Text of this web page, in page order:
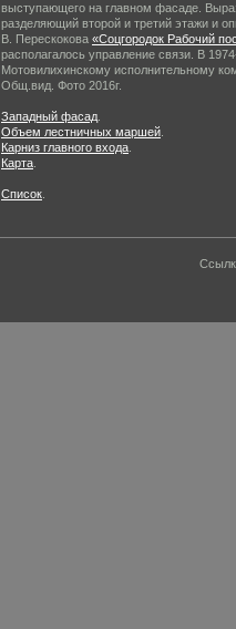
выступающего на главном фасаде.
разделяющий второй и третий этажи и
В. Перескокова «Соцгородок Рабочий
располагалось управление связи. В
Мотовилихинскому исполнительному
Общ.вид. Фото 2016г.
Западный фасад
Объем лестничных маршей
Карниз главного входа
Карта
Список